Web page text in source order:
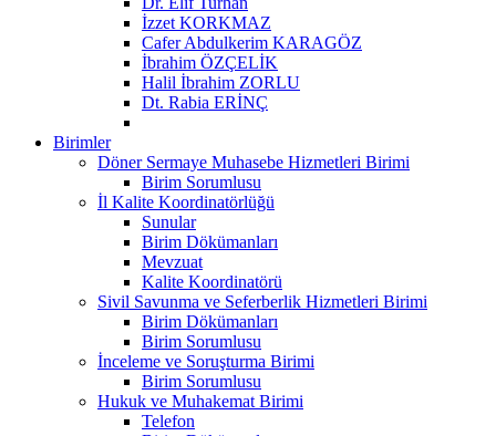
İzzet KORKMAZ
Cafer Abdulkerim KARAGÖZ
İbrahim ÖZÇELİK
Halil İbrahim ZORLU
Dt. Rabia ERİNÇ
Birimler
Döner Sermaye Muhasebe Hizmetleri Birimi
Birim Sorumlusu
İl Kalite Koordinatörlüğü
Sunular
Birim Dökümanları
Mevzuat
Kalite Koordinatörü
Sivil Savunma ve Seferberlik Hizmetleri Birimi
Birim Dökümanları
Birim Sorumlusu
İnceleme ve Soruşturma Birimi
Birim Sorumlusu
Hukuk ve Muhakemat Birimi
Telefon